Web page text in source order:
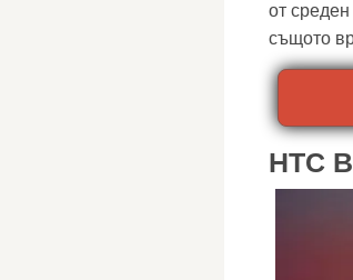
от
същото
HTC